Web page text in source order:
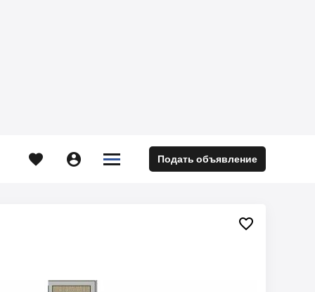
  

 Подать объявление
